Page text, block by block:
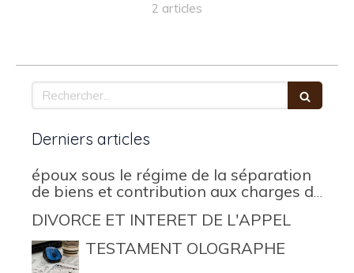
2 articles
Rechercher
Derniers articles
époux sous le régime de la séparation
de biens et contribution aux charges du
DIVORCE ET INTERET DE L'APPEL
TESTAMENT OLOGRAPHE